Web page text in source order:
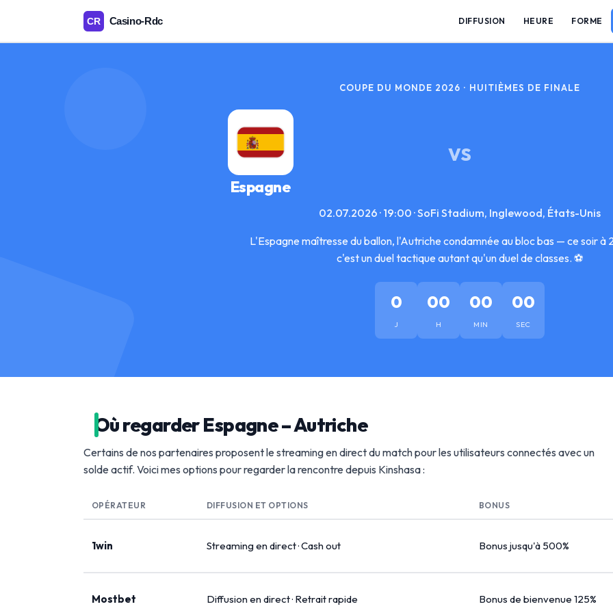
DIFFUSION HEURE FORME
COUPE DU MONDE 2026 · HUITIÈMES DE FINALE
Espagne
VS
02.07.2026 · 19:00 · SoFi Stadium, Inglewood, États-Unis
L'Espagne maîtresse du ballon, l'Autriche condamnée au bloc bas — ce soir à
c'est un duel tactique autant qu'un duel de classes. ⚽
0
J
00
H
00
MIN
00
SEC
Où regarder Espagne – Autriche
Certains de nos partenaires proposent le streaming en direct du match pour les utilisateurs connectés avec un
solde actif. Voici mes options pour regarder la rencontre depuis Kinshasa :
OPÉRATEUR DIFFUSION ET OPTIONS BONUS
1win Streaming en direct · Cash out Bonus jusqu'à 500%
Mostbet Diffusion en direct · Retrait rapide Bonus de bienvenue 125%